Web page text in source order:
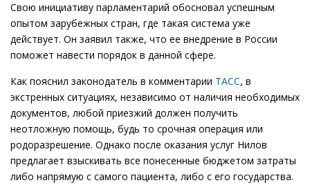
Свою инициативу парламентарий обосновал успешным
опытом зарубежных стран, где такая система уже
действует. Он заявил также, что ее внедрение в России
поможет навести порядок в данной сфере.
Как пояснил законодатель в комментарии ТАСС, в
экстренных ситуациях, независимо от наличия необходимых
документов, любой приезжий должен получить
неотложную помощь, будь то срочная операция или
родоразрешение. Однако после оказания услуг Нилов
предлагает взыскивать все понесенные бюджетом затраты
либо напрямую с самого пациента, либо с его государства.